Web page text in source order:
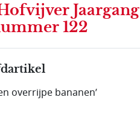
Jaargang
122
overrijpe bananen’